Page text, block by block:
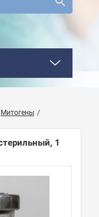
Митогены
1